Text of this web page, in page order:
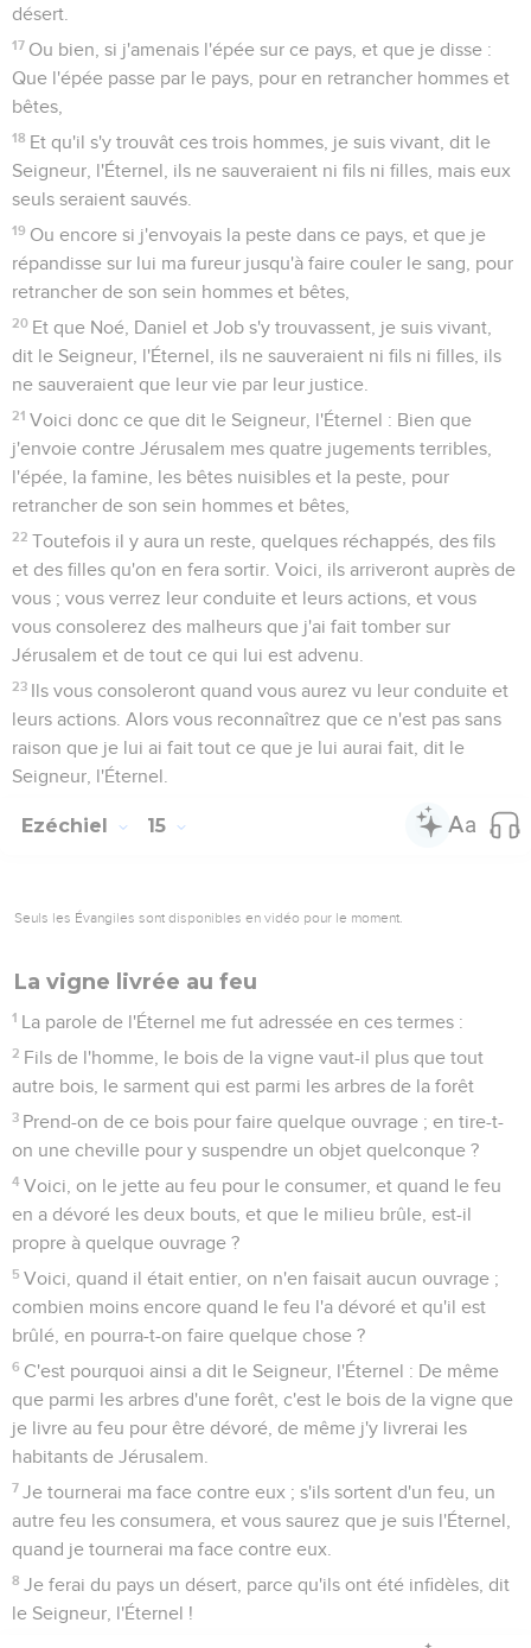
désert.
17 Ou bien, si j'amenais l'épée sur ce pays, et que je disse :
Que l'épée passe par le pays, pour en retrancher hommes et
bêtes,
18 Et qu'il s'y trouvât ces trois hommes, je suis vivant, dit le
Seigneur, l'Éternel, ils ne sauveraient ni fils ni filles, mais eux
seuls seraient sauvés.
19 Ou encore si j'envoyais la peste dans ce pays, et que je
répandisse sur lui ma fureur jusqu'à faire couler le sang, pour
retrancher de son sein hommes et bêtes,
20 Et que Noé, Daniel et Job s'y trouvassent, je suis vivant,
dit le Seigneur, l'Éternel, ils ne sauveraient ni fils ni filles, ils
ne sauveraient que leur vie par leur justice.
21 Voici donc ce que dit le Seigneur, l'Éternel : Bien que
j'envoie contre Jérusalem mes quatre jugements terribles,
l'épée, la famine, les bêtes nuisibles et la peste, pour
retrancher de son sein hommes et bêtes,
22 Toutefois il y aura un reste, quelques réchappés, des fils
et des filles qu'on en fera sortir. Voici, ils arriveront auprès de
vous ; vous verrez leur conduite et leurs actions, et vous
vous consolerez des malheurs que j'ai fait tomber sur
Jérusalem et de tout ce qui lui est advenu.
23 Ils vous consoleront quand vous aurez vu leur conduite et
leurs actions. Alors vous reconnaîtrez que ce n'est pas sans
raison que je lui ai fait tout ce que je lui aurai fait, dit le
Seigneur, l'Éternel.
Ezéchiel 15
Seuls les Évangiles sont disponibles en vidéo pour le moment.
La vigne livrée au feu
1 La parole de l'Éternel me fut adressée en ces termes :
2 Fils de l'homme, le bois de la vigne vaut-il plus que tout
autre bois, le sarment qui est parmi les arbres de la forêt
3 Prend-on de ce bois pour faire quelque ouvrage ; en tire-t-
on une cheville pour y suspendre un objet quelconque ?
4 Voici, on le jette au feu pour le consumer, et quand le feu
en a dévoré les deux bouts, et que le milieu brûle, est-il
propre à quelque ouvrage ?
5 Voici, quand il était entier, on n'en faisait aucun ouvrage ;
combien moins encore quand le feu l'a dévoré et qu'il est
brûlé, en pourra-t-on faire quelque chose ?
6 C'est pourquoi ainsi a dit le Seigneur, l'Éternel : De même
que parmi les arbres d'une forêt, c'est le bois de la vigne que
je livre au feu pour être dévoré, de même j'y livrerai les
habitants de Jérusalem.
7 Je tournerai ma face contre eux ; s'ils sortent d'un feu, un
autre feu les consumera, et vous saurez que je suis l'Éternel,
quand je tournerai ma face contre eux.
8 Je ferai du pays un désert, parce qu'ils ont été infidèles, dit
le Seigneur, l'Éternel !